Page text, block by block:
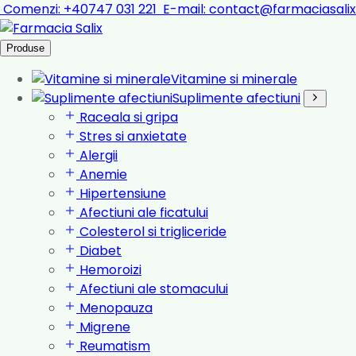
Comenzi: +40747 031 221 E-mail:
Produse
Vitamine si minerale
Suplimente afectiuni
Raceala si gripa
Stres si anxietate
Alergii
Anemie
Hipertensiune
Afectiuni ale ficatului
Colesterol si trigliceride
Diabet
Hemoroizi
Afectiuni ale stomacului
Menopauza
Migrene
Reumatism